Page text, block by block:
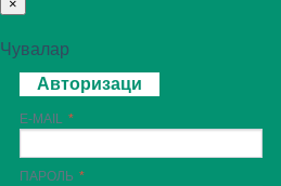
×
Чувалар
Авторизаци
E-MAIL
ПАРОЛЬ